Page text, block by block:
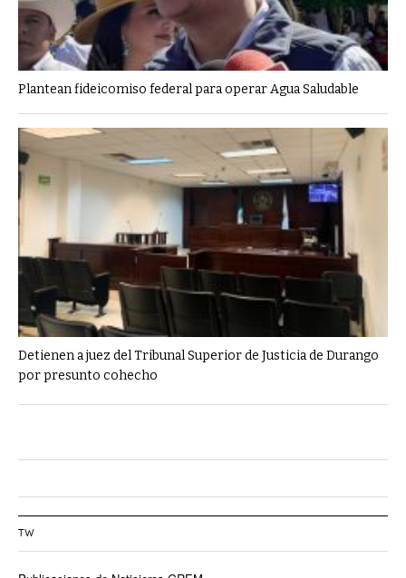
Plantean fideicomiso federal para operar Agua Saludable
Detienen a juez del Tribunal Superior de Justicia de Durango
por presunto cohecho
TW